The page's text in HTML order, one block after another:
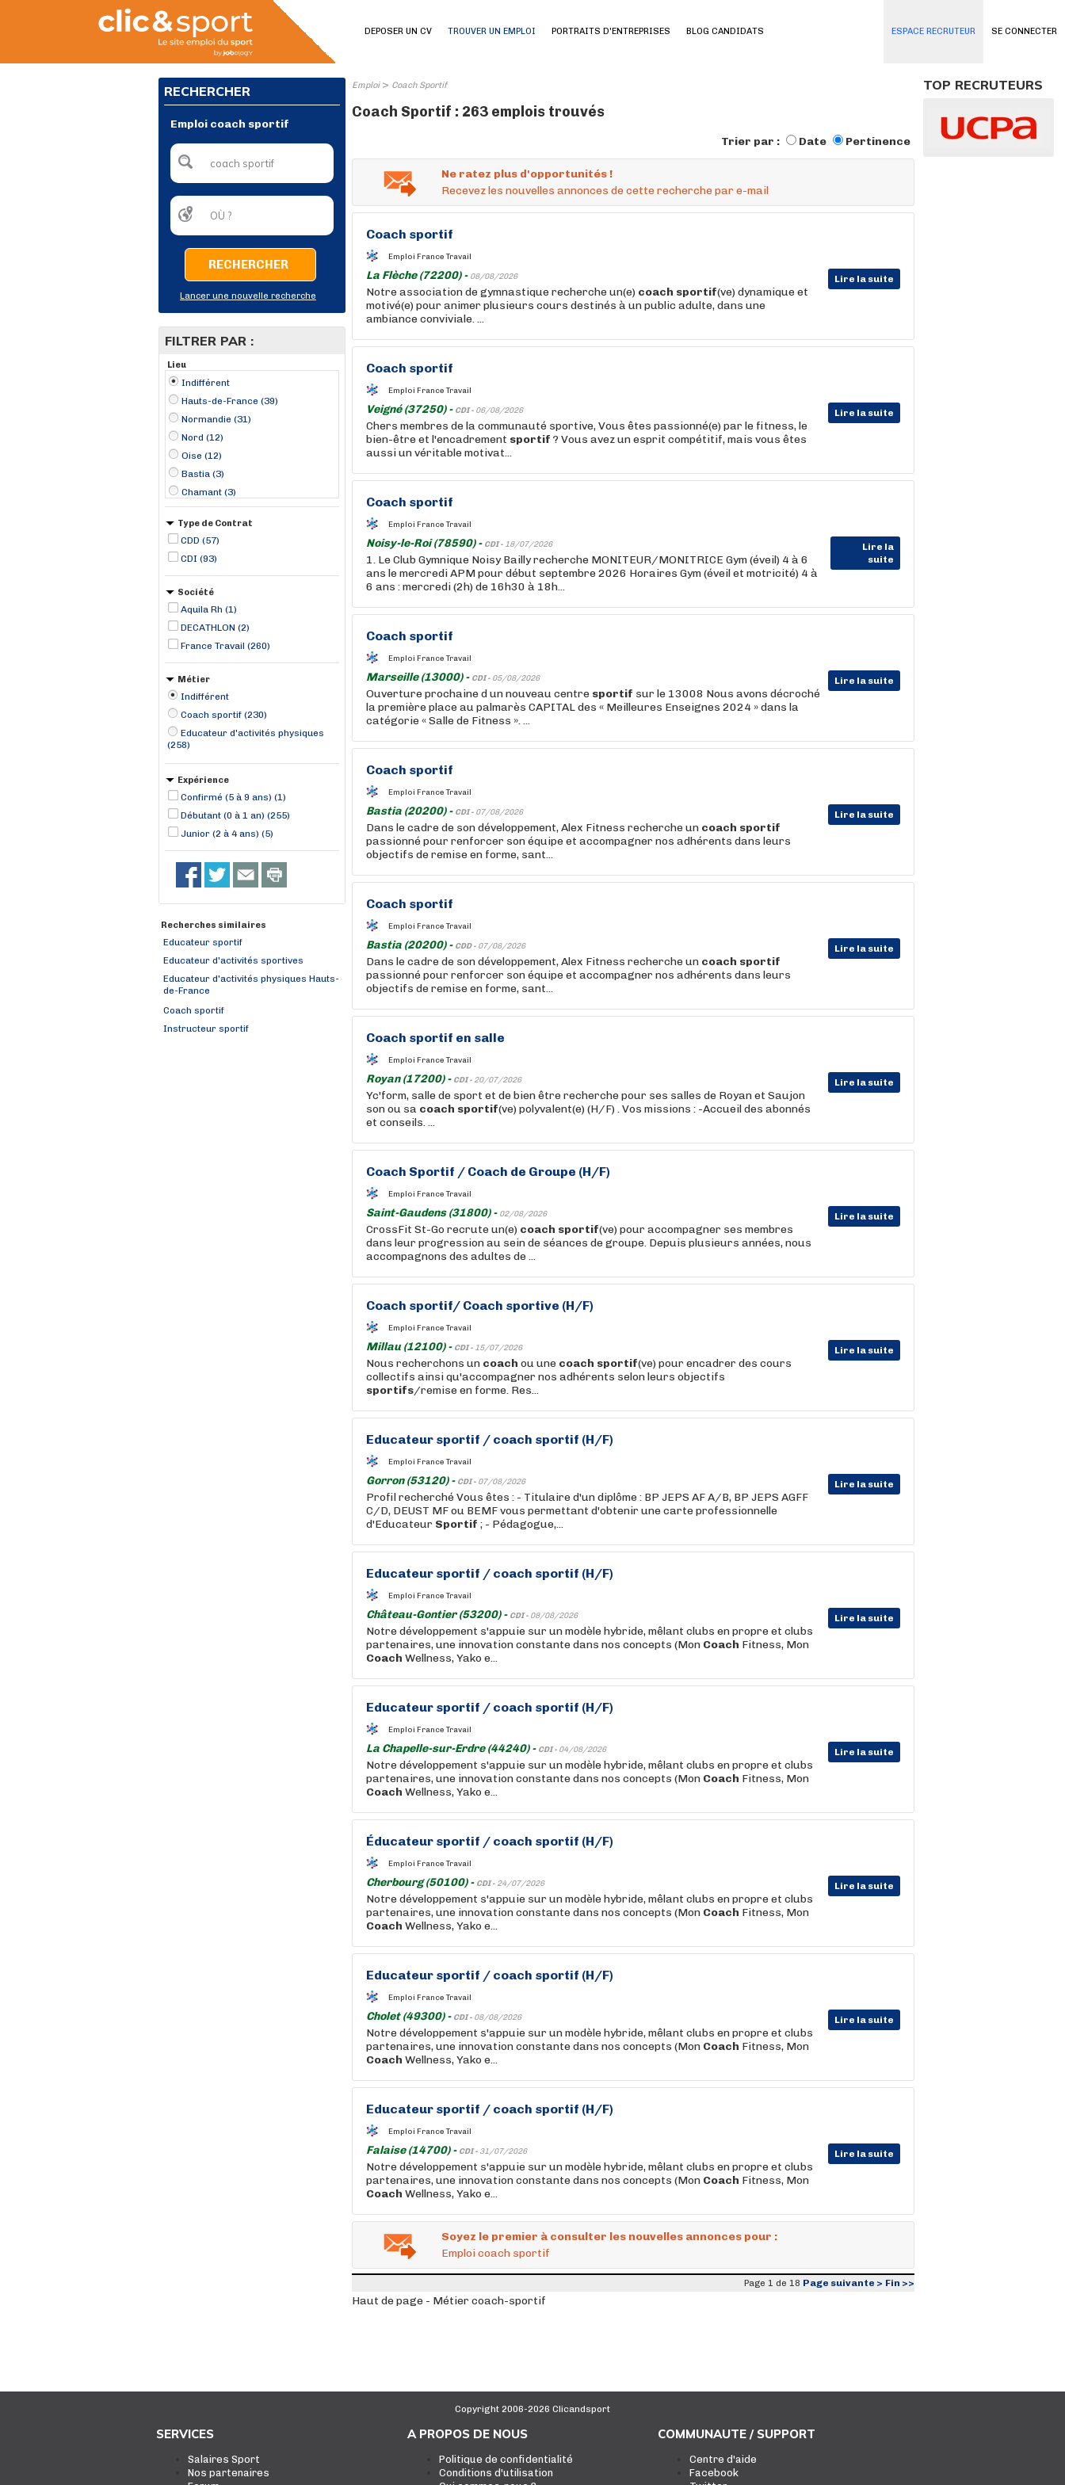
SE CONNECTER
DEPOSER UN CV TROUVER UN EMPLOI PORTRAITS D'ENTREPRISES BLOG CANDIDATS ESPACE RECRUTEUR
RECHERCHER
Emploi coach sportif
RECHERCHER
Lancer une nouvelle recherche
FILTRER PAR :
Lieu
Indifférent
Hauts-de-France (39)
Normandie (31)
Nord (12)
Oise (12)
Bastia (3)
Chamant (3)
Cherbourg (3)
Montauban (3)
Ambert (2)
Bessines (2)
Type de Contrat
CDD (57)
CDI (93)
Société
Aquila Rh (1)
DECATHLON (2)
France Travail (260)
Métier
Indifférent
Coach sportif (230)
Educateur d'activités physiques
(258)
Expérience
Confirmé (5 à 9 ans) (1)
Débutant (0 à 1 an) (255)
Junior (2 à 4 ans) (5)
Recherches similaires
Educateur sportif
Educateur d'activités sportives
Educateur d'activités physiques Hauts-
de-France
Coach sportif
Instructeur sportif
Emploi> Coach Sportif
Coach Sportif : 263 emplois trouvés
Trier par : Date Pertinence
Ne ratez plus d'opportunités !
Recevez les nouvelles annonces de cette recherche par e-mail
Coach sportif
Emploi France Travail
La Flèche (72200) - 08/08/2026 Lire la suite
Notre association de gymnastique recherche un(e) coach sportif(ve) dynamique et
motivé(e) pour animer plusieurs cours destinés à un public adulte, dans une
ambiance conviviale. ...
Coach sportif
Emploi France Travail
Veigné (37250) - CDI - 06/08/2026 Lire la suite
Chers membres de la communauté sportive, Vous êtes passionné(e) par le fitness, le
bien-être et l'encadrement sportif ? Vous avez un esprit compétitif, mais vous êtes
aussi un véritable motivat...
Coach sportif
Emploi France Travail
Noisy-le-Roi (78590) - CDI - 18/07/2026
Lire la
suite
1. Le Club Gymnique Noisy Bailly recherche MONITEUR/MONITRICE Gym (éveil) 4 à 6
ans le mercredi APM pour début septembre 2026 Horaires Gym (éveil et motricité) 4 à
6 ans : mercredi (2h) de 16h30 à 18h...
Coach sportif
Emploi France Travail
Marseille (13000) - CDI - 05/08/2026 Lire la suite
Ouverture prochaine d un nouveau centre sportif sur le 13008 Nous avons décroché
la première place au palmarès CAPITAL des « Meilleures Enseignes 2024 » dans la
catégorie « Salle de Fitness ». ...
Coach sportif
Emploi France Travail
Bastia (20200) - CDI - 07/08/2026 Lire la suite
Dans le cadre de son développement, Alex Fitness recherche un coach sportif
passionné pour renforcer son équipe et accompagner nos adhérents dans leurs
objectifs de remise en forme, sant...
Coach sportif
Emploi France Travail
Bastia (20200) - CDD - 07/08/2026 Lire la suite
Dans le cadre de son développement, Alex Fitness recherche un coach sportif
passionné pour renforcer son équipe et accompagner nos adhérents dans leurs
objectifs de remise en forme, sant...
Coach sportif en salle
Emploi France Travail
Royan (17200) - CDI - 20/07/2026 Lire la suite
Yc'form, salle de sport et de bien être recherche pour ses salles de Royan et Saujon
son ou sa coach sportif(ve) polyvalent(e) (H/F) . Vos missions : -Accueil des abonnés
et conseils. ...
Coach Sportif / Coach de Groupe (H/F)
Emploi France Travail
Saint-Gaudens (31800) - 02/08/2026 Lire la suite
CrossFit St-Go recrute un(e) coach sportif(ve) pour accompagner ses membres
dans leur progression au sein de séances de groupe. Depuis plusieurs années, nous
accompagnons des adultes de ...
Coach sportif/ Coach sportive (H/F)
Emploi France Travail
Millau (12100) - CDI - 15/07/2026 Lire la suite
Nous recherchons un coach ou une coach sportif(ve) pour encadrer des cours
collectifs ainsi qu'accompagner nos adhérents selon leurs objectifs
sportifs/remise en forme. Res...
Educateur sportif / coach sportif (H/F)
Emploi France Travail
Gorron (53120) - CDI - 07/08/2026 Lire la suite
Profil recherché Vous êtes : - Titulaire d'un diplôme : BP JEPS AF A/B, BP JEPS AGFF
C/D, DEUST MF ou BEMF vous permettant d'obtenir une carte professionnelle
d'Educateur Sportif ; - Pédagogue,...
Educateur sportif / coach sportif (H/F)
Emploi France Travail
Château-Gontier (53200) - CDI - 08/08/2026 Lire la suite
Notre développement s'appuie sur un modèle hybride, mêlant clubs en propre et clubs
partenaires, une innovation constante dans nos concepts (Mon Coach Fitness, Mon
Coach Wellness, Yako e...
Educateur sportif / coach sportif (H/F)
Emploi France Travail
La Chapelle-sur-Erdre (44240) - CDI - 04/08/2026 Lire la suite
Notre développement s'appuie sur un modèle hybride, mêlant clubs en propre et clubs
partenaires, une innovation constante dans nos concepts (Mon Coach Fitness, Mon
Coach Wellness, Yako e...
Éducateur sportif / coach sportif (H/F)
Emploi France Travail
Cherbourg (50100) - CDI - 24/07/2026 Lire la suite
Notre développement s'appuie sur un modèle hybride, mêlant clubs en propre et clubs
partenaires, une innovation constante dans nos concepts (Mon Coach Fitness, Mon
Coach Wellness, Yako e...
Educateur sportif / coach sportif (H/F)
Emploi France Travail
Cholet (49300) - CDI - 08/08/2026 Lire la suite
Notre développement s'appuie sur un modèle hybride, mêlant clubs en propre et clubs
partenaires, une innovation constante dans nos concepts (Mon Coach Fitness, Mon
Coach Wellness, Yako e...
Educateur sportif / coach sportif (H/F)
Emploi France Travail
Falaise (14700) - CDI - 31/07/2026 Lire la suite
Notre développement s'appuie sur un modèle hybride, mêlant clubs en propre et clubs
partenaires, une innovation constante dans nos concepts (Mon Coach Fitness, Mon
Coach Wellness, Yako e...
Soyez le premier à consulter les nouvelles annonces pour :
Emploi coach sportif
Page 1 de 18 Page suivante > Fin >>
Haut de page - Métier coach-sportif
TOP RECRUTEURS
Copyright 2006-2026 Clicandsport
SERVICES
Salaires Sport
Nos partenaires
A PROPOS DE NOUS
Politique de confidentialité
Conditions d'utilisation
COMMUNAUTE / SUPPORT
Centre d'aide
Facebook